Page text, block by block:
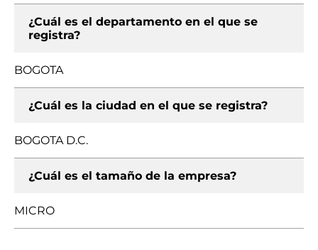
¿Cuál es el departamento en el que se
registra?
BOGOTA
¿Cuál es la ciudad en el que se registra?
BOGOTA D.C.
¿Cuál es el tamaño de la empresa?
MICRO